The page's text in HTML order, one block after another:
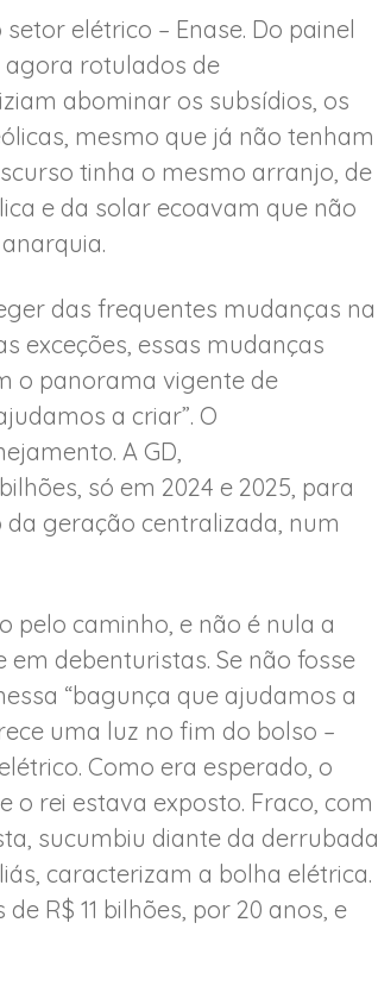
elétrico – Enase. Do painel
agora rotulados de
abominar os subsídios, os
mesmo que já não tenham
tinha o mesmo arranjo, de
e da solar ecoavam que não
das frequentes mudanças na
exceções, essas mudanças
o panorama vigente de
a criar”. O
A GD,
só em 2024 e 2025, para
geração centralizada, num
pelo caminho, e não é nula a
debenturistas. Se não fosse
“bagunça que ajudamos a
uma luz no fim do bolso –
Como era esperado, o
rei estava exposto. Fraco, com
sucumbiu diante da derrubada
caracterizam a bolha elétrica.
R$ 11 bilhões, por 20 anos, e